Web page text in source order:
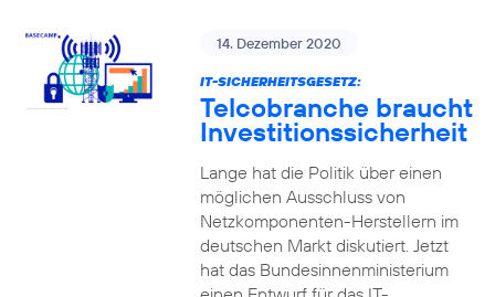
14. Dezember 2020
IT-SICHERHEITSGESETZ:
Telcobranche braucht
Investitionssicherheit
Lange hat die Politik über einen
möglichen Ausschluss von
Netzkomponenten-Herstellern im
deutschen Markt diskutiert. Jetzt
hat das Bundesinnenministerium